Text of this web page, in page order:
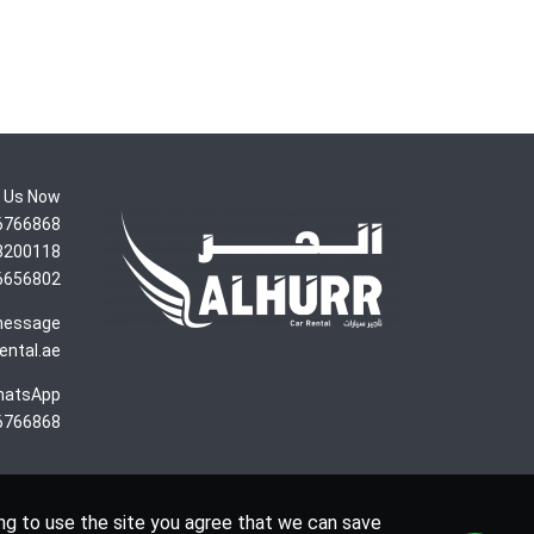
Us Now
to use the site you agree that we can save